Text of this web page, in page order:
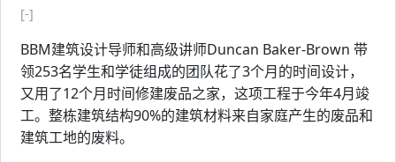
[-]
BBM建筑设计导师和高级讲师Duncan Baker-Brown 带
领253名学生和学徒组成的团队花了3个月的时间设计，
又用了12个月时间修建废品之家，这项工程于今年4月竣
工。整栋建筑结构90%的建筑材料来自家庭产生的废品和
建筑工地的废料。